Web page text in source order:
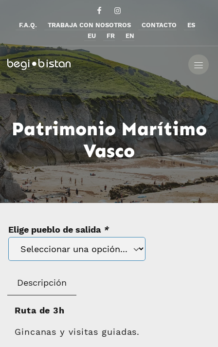
F.A.Q. TRABAJA CON NOSOTROS CONTACTO
ES
EU
FR EN
Patrimonio Marítimo
Vasco
Descripción
Ruta de 3h
Gincanas y visitas guiadas.
Elige pueblo de salida *